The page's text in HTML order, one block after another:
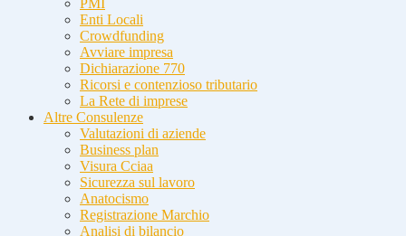
PMI
Enti Locali
Crowdfunding
Avviare impresa
Dichiarazione 770
Ricorsi e contenzioso tributario
La Rete di imprese
Altre Consulenze
Valutazioni di aziende
Business plan
Visura Cciaa
Sicurezza sul lavoro
Anatocismo
Registrazione Marchio
Analisi di bilancio